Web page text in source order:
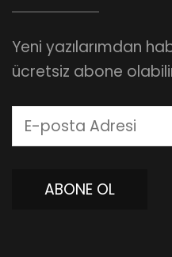
Yeni yazılarımdan
ücretsiz abone
E-
posta
ABONE OL